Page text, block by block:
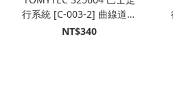
行系統 [C-003-2] 曲線道路
C140-30-RO (6入)
NT$340